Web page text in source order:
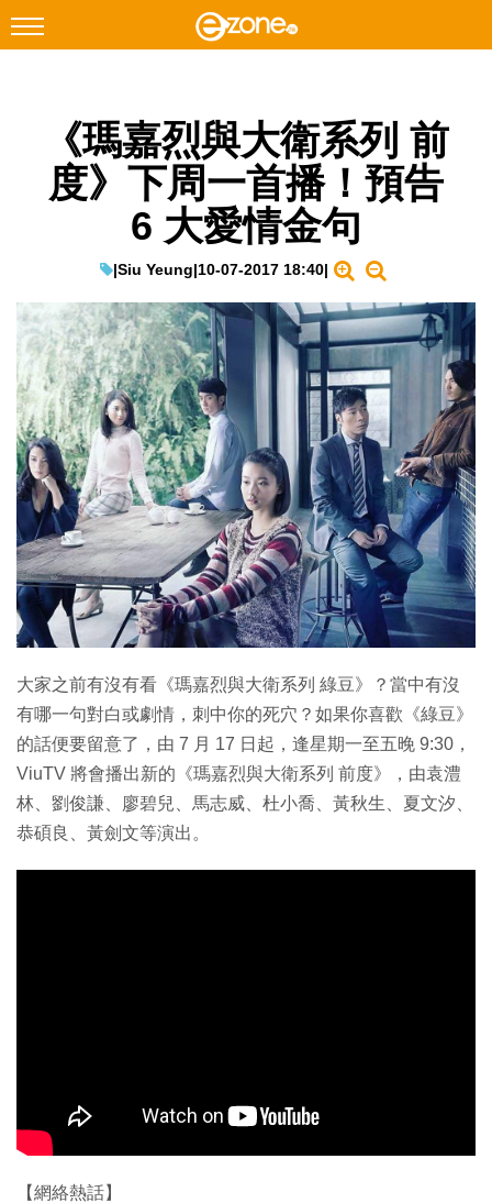
Facebook Instagram
科技焦點
教學評測
EduTech
IT Times
生成式AI與雲端應用
Enterprise Digital Transformation
特集
《瑪嘉烈與大衛系列 前
度》下周一首播！預告
6 大愛情金句
|Siu Yeung|10-07-2017 18:40|
大家之前有沒有看《瑪嘉烈與大衛系列 綠豆》？當中有沒
有哪一句對白或劇情，刺中你的死穴？如果你喜歡《綠豆》
的話便要留意了，由 7 月 17 日起，逢星期一至五晚 9:30，
ViuTV 將會播出新的《瑪嘉烈與大衛系列 前度》，由袁澧
林、劉俊謙、廖碧兒、馬志威、杜小喬、黃秋生、夏文汐、
恭碩良、黃劍文等演出。
【網絡熱話】